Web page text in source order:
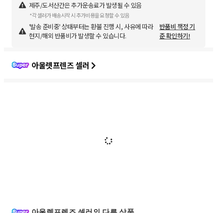
제주/도서산간은 추가운송료가 발생될 수 있음
*각 셀러가 배송시작 시 추가비용을 요청할 수 있음
'발송 준비중' 상태부터는 환불 진행 시, 사유에 따라
현지/해외 반품비가 발생할 수 있습니다.
반품비 책정 기
준 확인하기!
아울렛프렌즈 셀러